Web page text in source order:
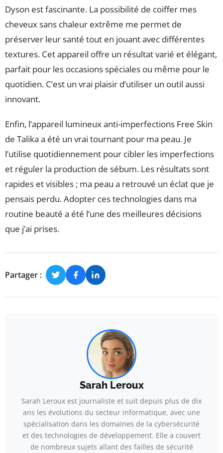
Dyson est fascinante. La possibilité de coiffer mes
cheveux sans chaleur extrême me permet de
préserver leur santé tout en jouant avec différentes
textures. Cet appareil offre un résultat varié et élégant,
parfait pour les occasions spéciales ou même pour le
quotidien. C’est un vrai plaisir d’utiliser un outil aussi
innovant.
Enfin, l’appareil lumineux anti-imperfections Free Skin
de Talika a été un vrai tournant pour ma peau. Je
l’utilise quotidiennement pour cibler les imperfections
et réguler la production de sébum. Les résultats sont
rapides et visibles ; ma peau a retrouvé un éclat que je
pensais perdu. Adopter ces technologies dans ma
routine beauté a été l’une des meilleures décisions
que j’ai prises.
Partager :
Sarah Leroux
Sarah Leroux est journaliste et suit depuis plus de dix
ans les évolutions du secteur informatique, avec une
spécialisation dans les domaines de la cybersécurité
et des technologies de développement. Elle a couvert
de nombreux sujets allant des failles de sécurité